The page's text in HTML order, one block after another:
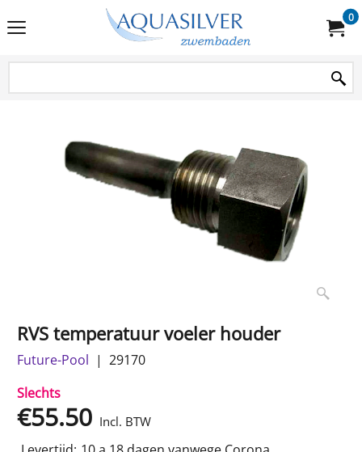
0
RVS temperatuur voeler houder
Future-Pool
29170
Slechts
€55.50 Incl. BTW